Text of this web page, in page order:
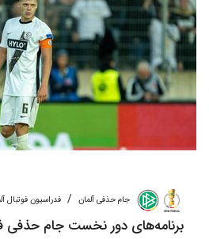
جام حذفی آلمان / فدراسیون فوتبال
برنامه‌های دور نخست جام حذفی